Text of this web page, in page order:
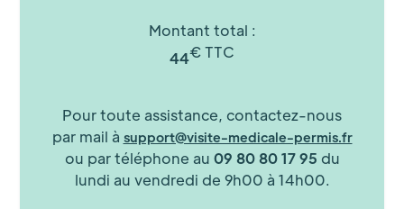
Montant total :
44€ TTC
Pour toute assistance, contactez-nous
par mail à support@visite-medicale-permis.fr
ou par téléphone au 09 80 80 17 95 du
lundi au vendredi de 9h00 à 14h00.